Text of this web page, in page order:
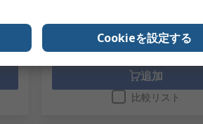
追加
比較リスト
Cookieを設定する